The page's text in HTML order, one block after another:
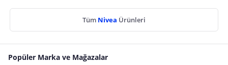
Tüm Nivea Ürünleri
Popüler Marka ve Mağazalar